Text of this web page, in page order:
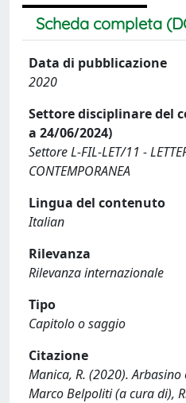
Scheda completa
Data di pubblicazione
2020
Settore disciplinare del
a 24/06/2024)
Settore L-FIL-LET/11 -
CONTEMPORANEA
Lingua del contenuto
Italian
Rilevanza
Rilevanza internazionale
Tipo
Capitolo o saggio
Citazione
Manica, R. (2020).
Marco Belpoliti (a cura di),